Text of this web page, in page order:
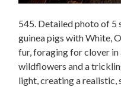
545. Detailed photo of 5
guinea pigs with White,
fur, foraging for clover in
wildflowers and a
light, creating a realistic,